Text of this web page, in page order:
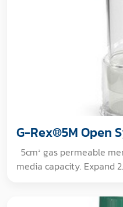
G-Rex®5M Open
Only
5cm² gas permeable
media capacity. Expand
medium exchange.